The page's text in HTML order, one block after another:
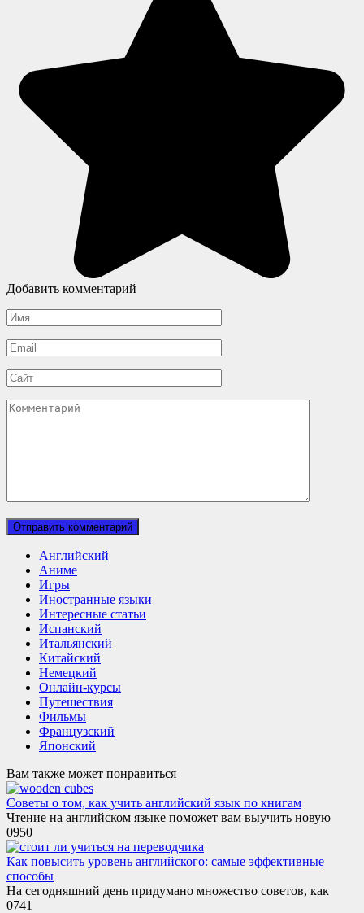
Добавить комментарий
Имя
*
Email
*
Сайт
Комментарий
Английский
Аниме
Игры
Иностранные языки
Интересные статьи
Испанский
Итальянский
Китайский
Немецкий
Онлайн-курсы
Путешествия
Фильмы
Французский
Японский
Вам также может понравиться
Советы о том, как учить английский язык по книгам
Чтение на английском языке поможет вам выучить новую
0950
Как повысить уровень английского: самые эффективные
способы
На сегодняшний день придумано множество советов, как
0741